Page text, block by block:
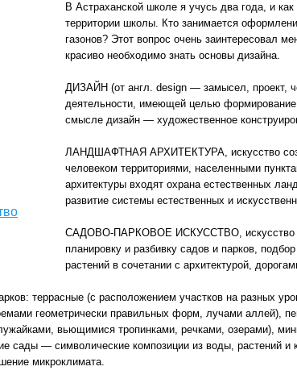
В Астраханской школе я учусь два года, и
территории школы. Кто занимается
газонов? Этот вопрос очень заинтересовал
красиво необходимо знать основы дизайна.
ДИЗАЙН (от англ. design — замысел, проект,
деятельности, имеющей целью формирование
смысле дизайн — художественное
ЛАНДШАФТНАЯ АРХИТЕКТУРА, искусство
человеком территориями, населенными
архитектуры входят охрана естественных
развитие системы естественных и
САДОВО-ПАРКОВОЕ ИСКУССТВО, искусство
планировку и разбивку садов и парков,
растений в сочетании с архитектурой,
террасные (с расположением участков на разных
геометрически правильных форм, лучами аллей),
вьющимися тропинками, речками, озерами),
сады — символические композиции из воды, растений
микроклимата.